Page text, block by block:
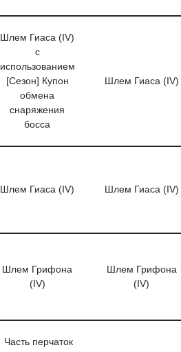
Шлем Гиаса (IV)
с
использованием
[Сезон] Купон
обмена
снаряжения
босса
Шлем Гиаса (IV)
Шлем Гиаса (IV) Шлем Гиаса (IV)
Шлем Грифона
(IV)
Шлем Грифона
(IV)
Часть перчаток